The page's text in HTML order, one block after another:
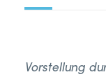
Vorstellung